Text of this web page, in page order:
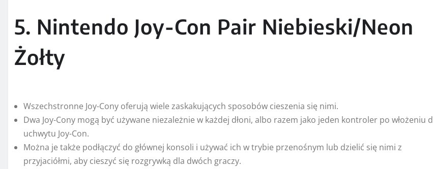
Dwa Joy-Cony mogą być używane niezależnie w każdej dłoni, albo razem jako jeden kontroler po włożeniu do
uchwytu Joy-Con.
Można je także podłączyć do głównej konsoli i używać ich w trybie przenośnym lub dzielić się nimi z
przyjaciółmi, aby cieszyć się rozgrywką dla dwóch graczy.
siebie ruchy prawym i lewem Joy-Conem.
Na lewym Joy-Conie znajduje się przycisk Capture Button, który gracze mogą wcisnąć, aby momentalnie
wykonać zrzut ekranu swojej rozgrywki i podzielić się nim ze znajomymi w mediach społecznościowych.
READ Inflacja w Polsce nieznacznie rośnie w lipcu